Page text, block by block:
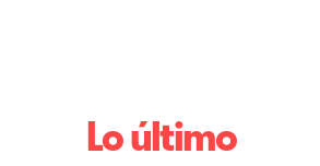
Lo último